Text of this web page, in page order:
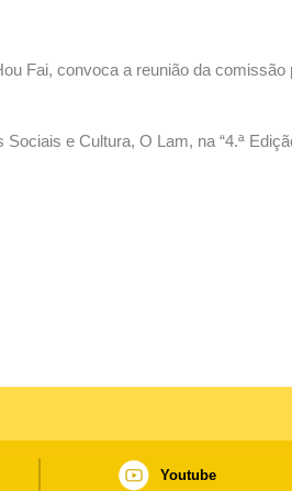
Fai, convoca a reunião da comissão
e Cultura, O Lam, na “4.ª
Youtube